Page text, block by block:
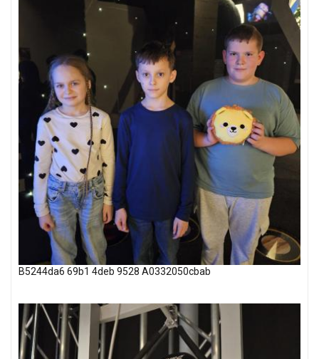
B5244da6 69b1 4deb 9528 A0332050cbab